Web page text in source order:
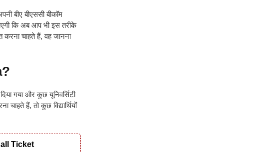
बीए बीएससी बीकॉम
कि अब आप भी इस तरीके
करना चाहते हैं, वह जानना
गया और कुछ यूनिवर्सिटी
हैं, तो कुछ विद्यार्थियों
Ticket